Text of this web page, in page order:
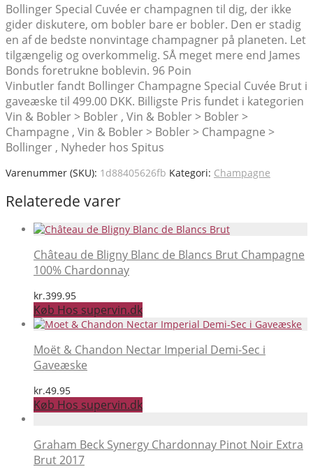
Bollinger Special Cuvée er champagnen til dig, der ikke
gider diskutere, om bobler bare er bobler. Den er stadig
en af de bedste nonvintage champagner på planeten. Let
tilgængelig og overkommelig. SÅ meget mere end James
Bonds foretrukne boblevin. 96 Poin
Vinbutler fandt Bollinger Champagne Special Cuvée Brut i
gaveæske til 499.00 DKK. Billigste Pris fundet i kategorien
Vin & Bobler > Bobler , Vin & Bobler > Bobler >
Champagne , Vin & Bobler > Bobler > Champagne >
Bollinger , Nyheder hos Spitus
Varenummer (SKU): 1d88405626fb Kategori: Champagne
Relaterede varer
Château de Bligny Blanc de Blancs Brut Champagne
100% Chardonnay
kr.399.95
Køb Hos supervin.dk
Moët & Chandon Nectar Imperial Demi-Sec i
Gaveæske
kr.49.95
Køb Hos supervin.dk
Graham Beck Synergy Chardonnay Pinot Noir Extra
Brut 2017